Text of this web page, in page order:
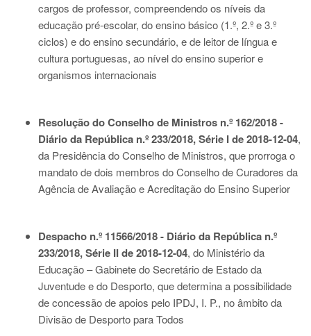
cargos de professor, compreendendo os níveis da
educação pré-escolar, do ensino básico (1.º, 2.º e 3.º
ciclos) e do ensino secundário, e de leitor de língua e
cultura portuguesas, ao nível do ensino superior e
organismos internacionais
Resolução do Conselho de Ministros n.º 162/2018 -
Diário da República n.º 233/2018, Série I de 2018-12-04,
da Presidência do Conselho de Ministros, que prorroga o
mandato de dois membros do Conselho de Curadores da
Agência de Avaliação e Acreditação do Ensino Superior
Despacho n.º 11566/2018 - Diário da República n.º
233/2018, Série II de 2018-12-04, do Ministério da
Educação – Gabinete do Secretário de Estado da
Juventude e do Desporto, que determina a possibilidade
de concessão de apoios pelo IPDJ, I. P., no âmbito da
Divisão de Desporto para Todos